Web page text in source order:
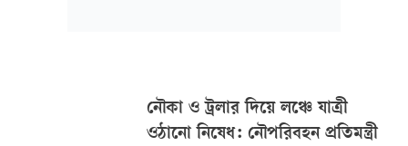
নৌকা ও ট্রলার দিয়ে লঞ্চে যাত্রী
ওঠানো নিষেধ: নৌপরিবহন প্রতিমন্ত্রী